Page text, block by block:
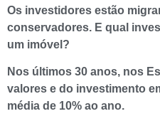
Os investidores estão
conservadores. E qual
um imóvel?
Nos últimos 30 anos, nos
valores e do investimento
média de 10% ao ano.